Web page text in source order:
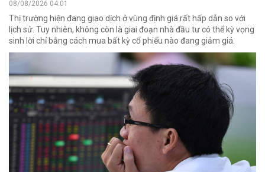
08/08/2026 04:01
Thị trường hiện đang giao dịch ở vùng định giá rất hấp dẫn so với
lịch sử. Tuy nhiên, không còn là giai đoạn nhà đầu tư có thể kỳ vọng
sinh lời chỉ bằng cách mua bất kỳ cổ phiếu nào đang giảm giá.